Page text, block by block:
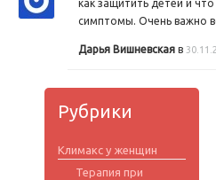
как защитить детей и
симптомы. Очень важно
Дарья Вишневская в
Рубрики
Климакс у женщин
Терапия при